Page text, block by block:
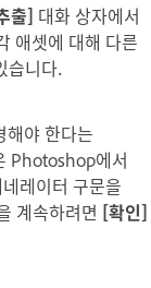
출] 대화 상자에서
애셋에 대해 다른
습니다.
해야 한다는
Photoshop에서
레이터 구문을
계속하려면 [확인]